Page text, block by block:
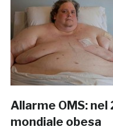
Allarme OMS:
mondiale obesa